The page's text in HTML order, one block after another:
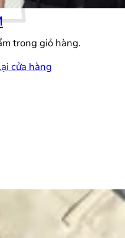
trong giỏ hàng.
cửa hàng